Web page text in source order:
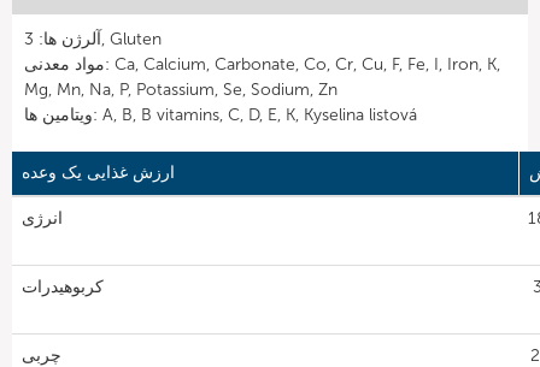
آلرژن ها: 3, Gluten
مواد معدنی: Ca, Calcium, Carbonate, Co, Cr, Cu, F, Fe, I, Iron, K,
Mg, Mn, Na, P, Potassium, Se, Sodium, Zn
ویتامین ها: A, B, B vitamins, C, D, E, K, Kyselina listová
ارزش غذایی یک وعده
انرژی
کربوهیدرات
چربی